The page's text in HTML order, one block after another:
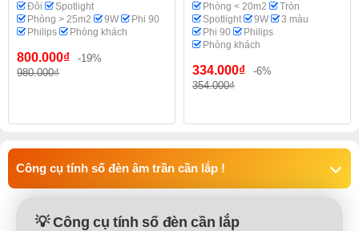
Đôi
Spotlight
Phòng > 25m2
9W
Phi 90
Philips
Phòng khách
800.000₫
-19%
980.000₫
Phòng < 20m2
Tròn
Spotlight
9W
3 màu
Phi 90
Philips
Phòng khách
334.000₫
-6%
354.000₫
Công cụ tính số đèn âm trần cần lắp !
💡 Công cụ tính số đèn cần lắp